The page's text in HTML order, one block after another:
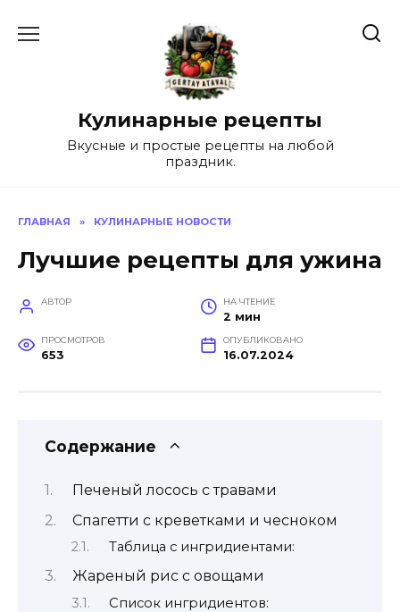
Кулинарные рецепты
Вкусные и простые рецепты на любой
праздник.
ГЛАВНАЯ » КУЛИНАРНЫЕ НОВОСТИ
Лучшие рецепты для ужина
АВТОР НА ЧТЕНИЕ
2 мин
ПРОСМОТРОВ
653
ОПУБЛИКОВАНО
16.07.2024
Содержание
Печеный лосось с травами
Спагетти с креветками и чесноком
Таблица с ингридиентами:
Жареный рис с овощами
Список ингридиентов: